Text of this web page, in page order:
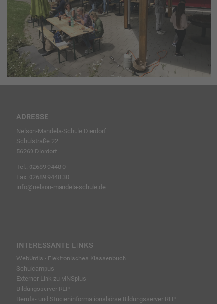
ADRESSE
Nelson-Mandela-Schule Dierdorf
Schulstraße 22
56269 Dierdorf
Tel.: 02689 9448 0
Fax: 02689 9448 30
info@nelson-mandela-schule.de
INTERESSANTE LINKS
WebUntis - Elektronisches Klassenbuch
Schulcampus
Externer Link zu MNSplus
Bildungsserver RLP
Berufs- und Studieninformationsbörse Bildungsserver RLP